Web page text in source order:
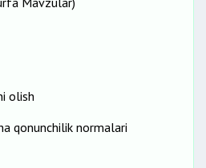
olish
qonunchilik normalari